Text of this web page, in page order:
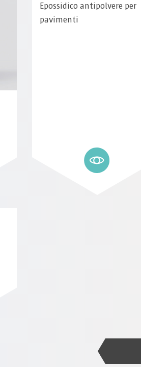
Epossidico antipolvere per
pavimenti